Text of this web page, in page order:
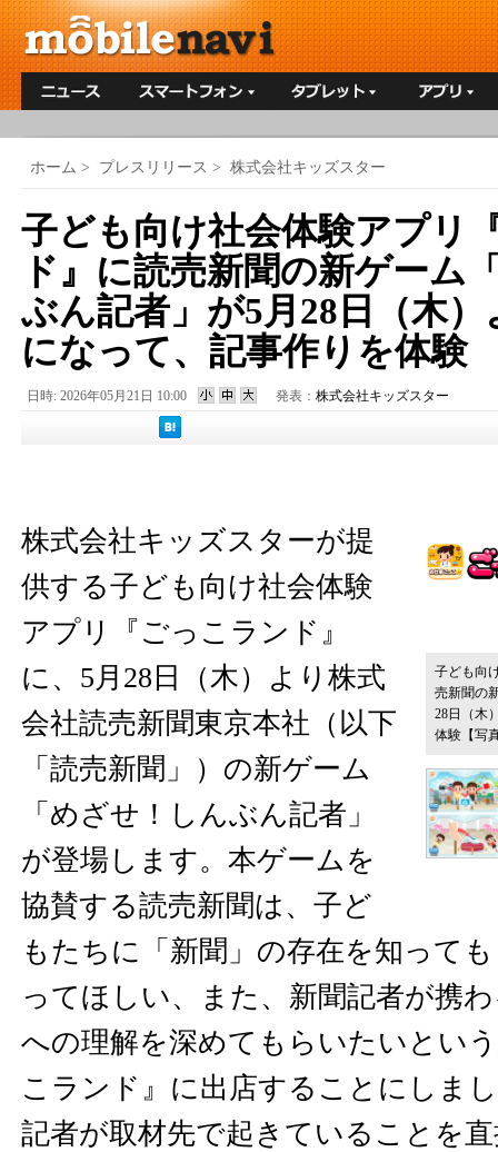
ホーム > プレスリリース > 株式会社キッズスター
子ども向け社会体験アプリ
ド』に読売新聞の新ゲーム
ぶん記者」が5月28日（木
になって、記事作りを体験
日時: 2026年05月21日 10:00 発表： 株式会社キッズスター
子ども向
売新聞の
28日（木
体験 【写
株式会社キッズスターが提
供する子ども向け社会体験
アプリ『ごっこランド』
に、5月28日（木）より株式
会社読売新聞東京本社（以下
「読売新聞」）の新ゲーム
「めざせ！しんぶん記者」
が登場します。本ゲームを
協賛する読売新聞は、子ど
もたちに「新聞」の存在を知って
ってほしい、また、新聞記者が携
への理解を深めてもらいたいとい
こランド』に出店することにしま
記者が取材先で起きていることを